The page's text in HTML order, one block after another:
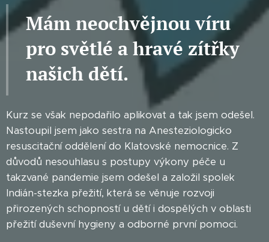
Mám neochvějnou víru
pro světlé a hravé zítřky
našich dětí.
Kurz se však nepodařilo aplikovat a tak jsem odešel.
Nastoupil jsem jako sestra na Anesteziologicko
resuscitační oddělení do Klatovské nemocnice. Z
důvodů nesouhlasu s postupy výkony péče u
takzvané pandemie jsem odešel a založil spolek
Indián-stezka přežití, která se věnuje rozvoji
přirozených schopností u dětí i dospělých v oblasti
přežití duševní hygieny a odborné první pomoci.